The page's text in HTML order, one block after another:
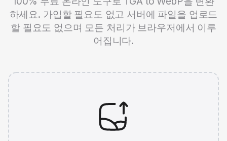
하세요. 가입할 필요도 없고 서버에 파일을 업로드
할 필요도 없으며 모든 처리가 브라우저에서 이루
어집니다.